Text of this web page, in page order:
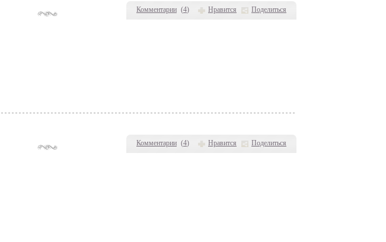
Комментарии (4) Нравится Поделиться
Комментарии (4) Нравится Поделиться